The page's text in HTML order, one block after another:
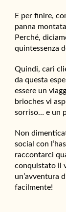
E per finire,
panna
Perché,
quintessenza
Quindi, cari
da questa
essere un
brioches vi
sorriso… e un
Non
social con
raccontarci
conquistato il
un’avventura
facilmente!